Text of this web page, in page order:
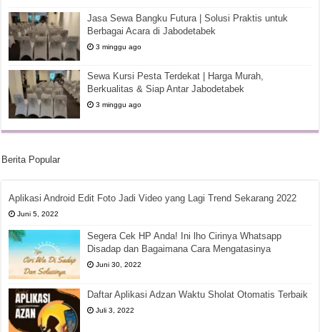
Jasa Sewa Bangku Futura | Solusi Praktis untuk
Berbagai Acara di Jabodetabek
3 minggu ago
Sewa Kursi Pesta Terdekat | Harga Murah,
Berkualitas & Siap Antar Jabodetabek
3 minggu ago
Berita Popular
Aplikasi Android Edit Foto Jadi Video yang Lagi Trend Sekarang 2022
Juni 5, 2022
Segera Cek HP Anda! Ini lho Cirinya Whatsapp
Disadap dan Bagaimana Cara Mengatasinya
Juni 30, 2022
Daftar Aplikasi Adzan Waktu Sholat Otomatis Terbaik
Juli 3, 2022